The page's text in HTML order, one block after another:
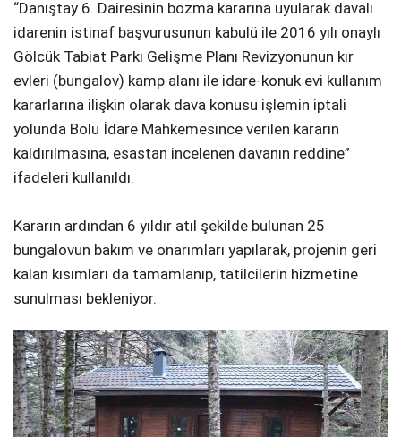
“Danıştay 6. Dairesinin bozma kararına uyularak davalı
idarenin istinaf başvurusunun kabulü ile 2016 yılı onaylı
Gölcük Tabiat Parkı Gelişme Planı Revizyonunun kır
evleri (bungalov) kamp alanı ile idare-konuk evi kullanım
kararlarına ilişkin olarak dava konusu işlemin iptali
yolunda Bolu İdare Mahkemesince verilen kararın
kaldırılmasına, esastan incelenen davanın reddine”
ifadeleri kullanıldı.
Kararın ardından 6 yıldır atıl şekilde bulunan 25
bungalovun bakım ve onarımları yapılarak, projenin geri
kalan kısımları da tamamlanıp, tatilcilerin hizmetine
sunulması bekleniyor.